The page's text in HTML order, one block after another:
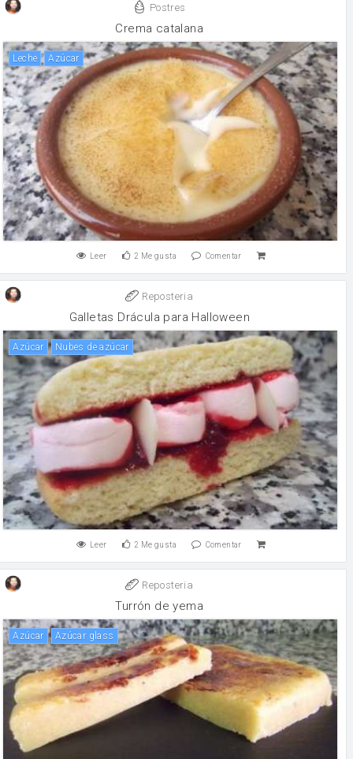
Postres
Crema catalana
leche Azúcar
Leer 2 Me gusta Comentar
Reposteria
Galletas Drácula para Halloween
Azúcar Nubes de azúcar
Leer 2 Me gusta Comentar
Reposteria
Turrón de yema
Azúcar Azúcar glass